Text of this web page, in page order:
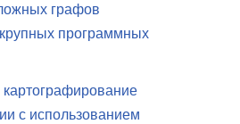
графов
программных
с использованием